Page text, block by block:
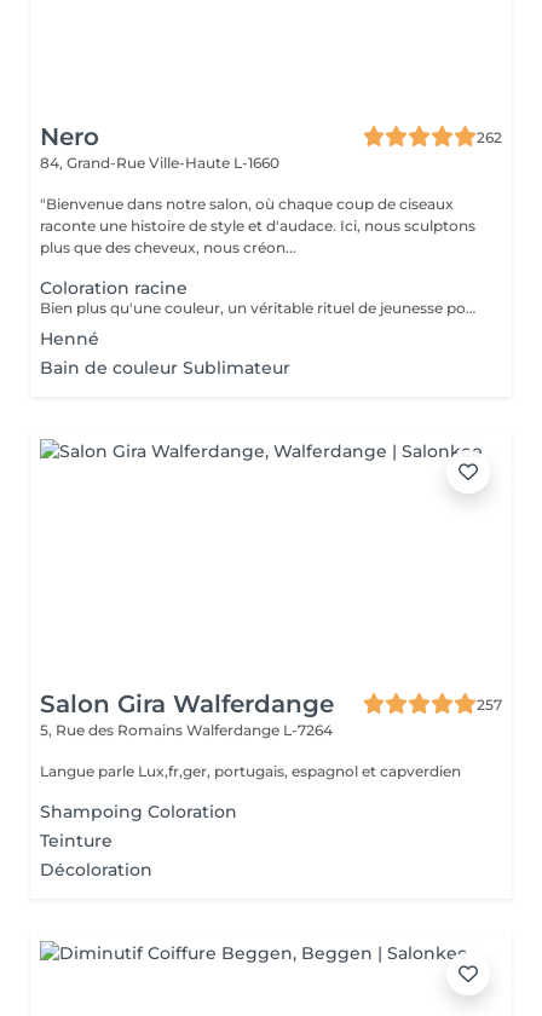
Nero
262
84, Grand-Rue Ville-Haute L-1660
"Bienvenue dans notre salon, où chaque coup de ciseaux
raconte une histoire de style et d'audace. Ici, nous sculptons
plus que des cheveux, nous créon...
Coloration racine
Bien plus qu'une couleur, un véritable rituel de jeunesse pour vos cheveux. Enrichie en acide hyaluronique et certifiée avec des extraits de plantes apaisantes (Thé Vert, Calendula), la coloration Multi Complex traite la fibre capillaire pendant le processus de couleur. Elle offre une brillance miroir spectaculaire, une hydratation profonde et un confort absolu pour les cuirs chevelus les plus sensibles. Le choix idéal pour une chevelure douce, renforcée et lumineuse. Découvrez une couleur vibrante et d'une profondeur absolue. La formule classique haute performance Color-Ton de Tocco Magico est spécialement conçue pour garantir une couverture totale et parfaite des cheveux blancs, sans aucune transparence. Grâce à sa richesse en pigments purs, elle offre des reflets intenses, fidèles et une tenue longue durée exceptionnelle. Idéale pour les bruns profonds, les rouges vibrants et les bases impeccables
Henné
Bain de couleur Sublimateur
Salon Gira Walferdange
257
5, Rue des Romains Walferdange L-7264
Langue parle Lux,fr,ger, portugais, espagnol et capverdien
Shampoing Coloration
Teinture
Décoloration